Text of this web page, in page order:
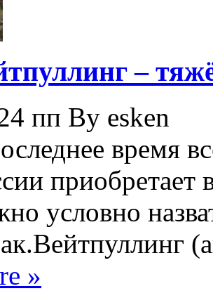
–
пп By esken
время
приобретает
условно
»